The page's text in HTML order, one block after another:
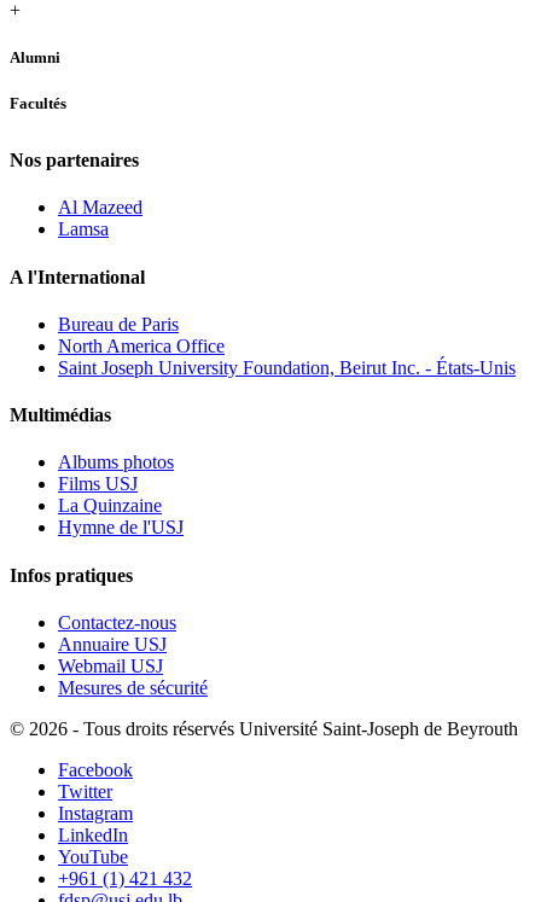
+
Alumni
Facultés
Nos partenaires
Al Mazeed
Lamsa
A l'International
Bureau de Paris
North America Office
Saint Joseph University Foundation, Beirut Inc. - États-Unis
Multimédias
Albums photos
Films USJ
La Quinzaine
Hymne de l'USJ
Infos pratiques
Contactez-nous
Annuaire USJ
Webmail USJ
Mesures de sécurité
© 2026 - Tous droits réservés Université Saint-Joseph de Beyrouth
Facebook
Twitter
Instagram
LinkedIn
YouTube
+961 (1) 421 432